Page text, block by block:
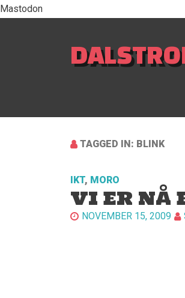
Mastodon
TAGGED IN: BLINK
IKT, MORO
VI ER NÅ
NOVEMBER 15, 2009